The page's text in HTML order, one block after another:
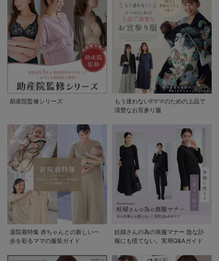
助産院監修シリーズ
もう迷わない!!ママのための上品で
清楚なお宮参り服
退院着特集 赤ちゃんとの新しい一
歩を彩るママの服装ガイド
妊婦さんの為の喪服マナー 急な訃
報にも慌てない。実用Q&Aガイド